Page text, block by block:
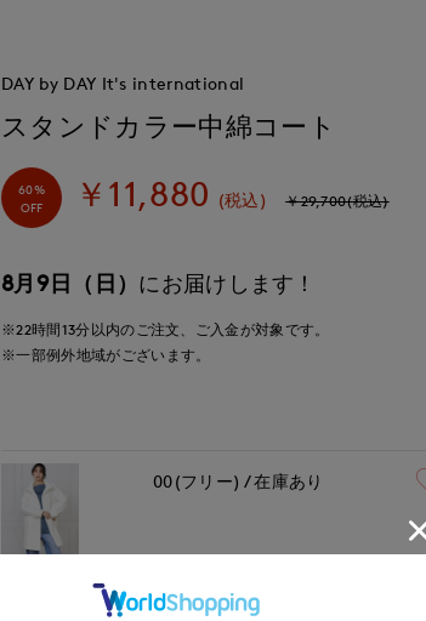
DAY by DAY It's international
スタンドカラー中綿コート
60%
OFF
￥11,880 (税込) ￥29,700(税込)
8月9日（日） にお届けします！
※22時間13分以内のご注文、ご入金が対象です。
※一部例外地域がございます。
￥11,880 (税込)
00(フリー) 在庫あり